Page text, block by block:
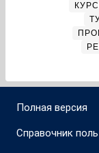
Полная версия
Справочник